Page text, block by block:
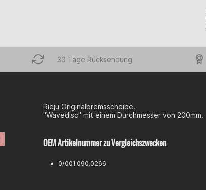
30 Tage Rücksendung
Rieju Originalbremsscheibe.
"Wavedisc" mit einem Durchmesser von 200mm.
OEM Artikelnummer zu Vergleichszwecken
0/001.090.0266